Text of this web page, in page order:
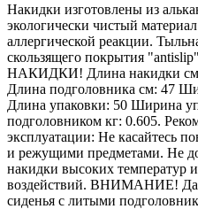
Накидки изготовлены из
экологически чистый
аллергической реакции.
скользящего покрытия
НАКИДКИ! Длина накидки
Длина подголовника см: 47
Длина упаковки: 50 Ширина
подголовником кг: 0.605.
эксплуатации: Не касайтесь
и режущими предметами. Не
накидки высоких температур
воздействий. ВНИМАНИЕ!
сиденья с литыми